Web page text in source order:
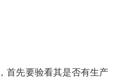
首先要验看其是否有生产